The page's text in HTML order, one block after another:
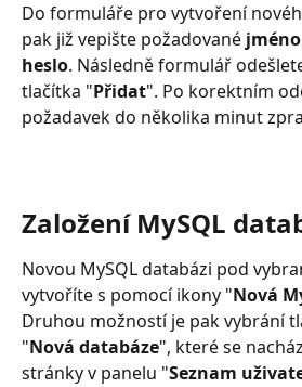
Do formuláře pro vytvoření
pak již vepište požadované
heslo. Následně formulář
tlačítka "Přidat". Po korektním
požadavek do několika minut
Založení MySQL
Novou MySQL databázi pod
vytvoříte s pomocí ikony "Nová
Druhou možností je pak vybrání
"Nová databáze", které se
stránky v panelu "Seznam